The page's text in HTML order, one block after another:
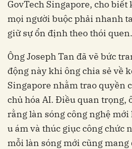
GovTech Singapore, cho
mọi người buộc phải nhanh
giữ sự ổn định theo thói quen.
Ông Joseph Tan đã vẽ bức
động này khi ông chia sẻ về
Singapore nhằm trao quyền
chủ hóa AI. Điều quan trọng,
rằng làn sóng công nghệ
u ám và thúc giục công chức
mỗi làn sóng mới cũng